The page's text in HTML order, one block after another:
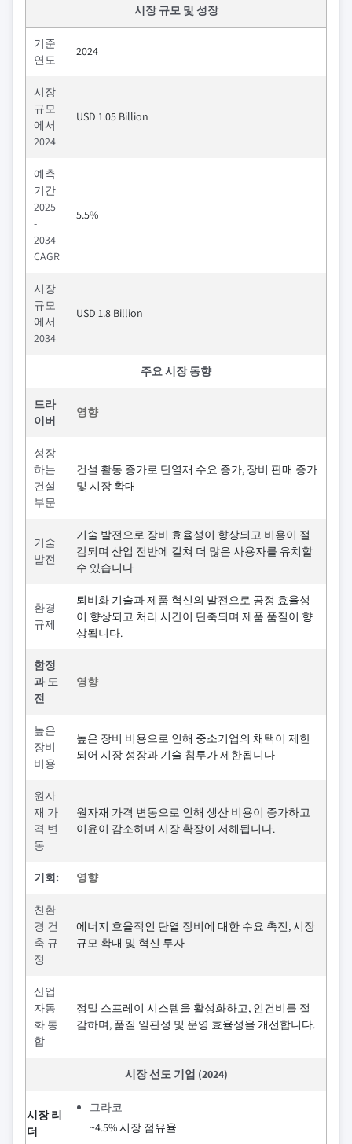
시장 규모 및 성장
기준
연도
2024
시장
규모
에서
2024
USD 1.05 Billion
예측
기간
2025
-
2034
CAGR
5.5%
시장
규모
에서
2034
USD 1.8 Billion
주요 시장 동향
드라
이버
영향
성장
하는
건설
부문
건설 활동 증가로 단열재 수요 증가, 장비 판매 증가
및 시장 확대
기술
발전
기술 발전으로 장비 효율성이 향상되고 비용이 절
감되며 산업 전반에 걸쳐 더 많은 사용자를 유치할
수 있습니다
환경
규제
퇴비화 기술과 제품 혁신의 발전으로 공정 효율성
이 향상되고 처리 시간이 단축되며 제품 품질이 향
상됩니다.
함정
과 도
전
영향
높은
장비
비용
높은 장비 비용으로 인해 중소기업의 채택이 제한
되어 시장 성장과 기술 침투가 제한됩니다
원자
재 가
격 변
동
원자재 가격 변동으로 인해 생산 비용이 증가하고
이윤이 감소하며 시장 확장이 저해됩니다.
기회: 영향
친환
경 건
축 규
정
에너지 효율적인 단열 장비에 대한 수요 촉진, 시장
규모 확대 및 혁신 투자
산업
자동
화 통
합
정밀 스프레이 시스템을 활성화하고, 인건비를 절
감하며, 품질 일관성 및 운영 효율성을 개선합니다.
시장 선도 기업 (2024)
시장 리
더
그라코
~4.5% 시장 점유율